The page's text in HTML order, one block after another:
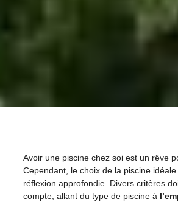
Avoir une piscine chez soi est un rêve
Cependant, le choix de la piscine
réflexion approfondie. Divers critères
compte, allant du type de piscine à